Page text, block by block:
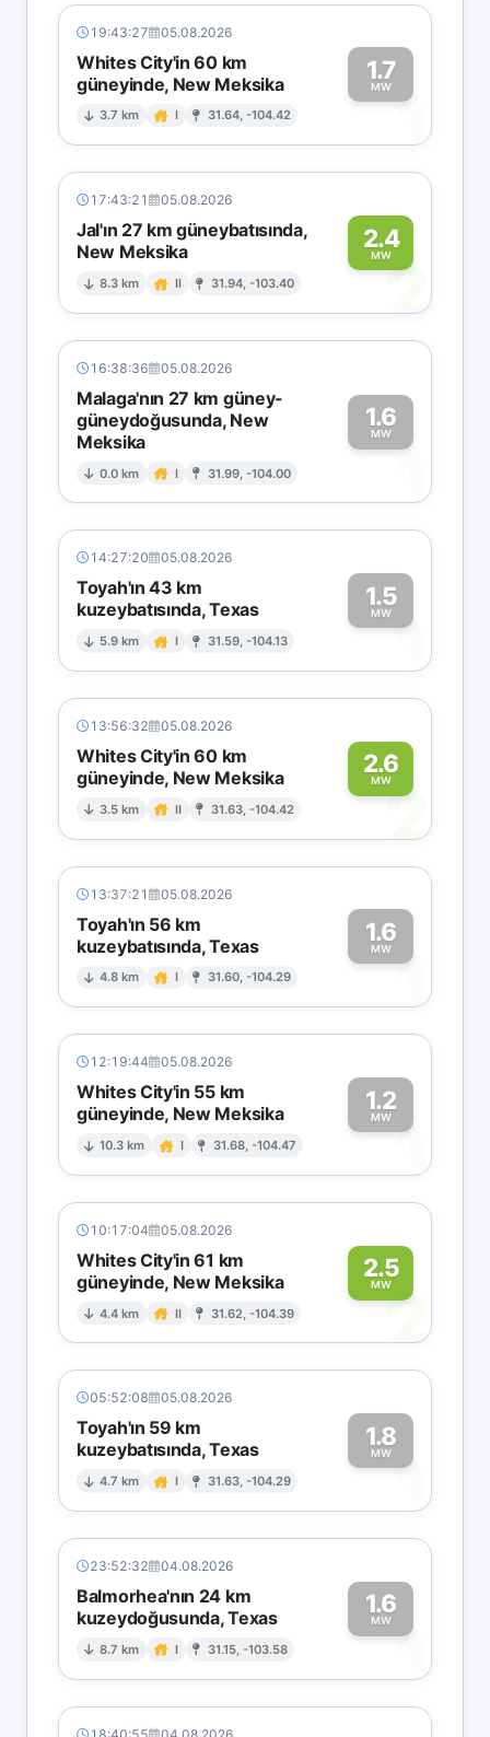
19:43:27 05.08.2026
Whites City'in 60 km
güneyinde, New Meksika
3.7 km I 31.64, -104.42
1.7
MW1
17:43:21 05.08.2026
Jal'ın 27 km güneybatısında,
New Meksika
8.3 km II 31.94, -103.40
2.4
MW2
16:38:36 05.08.2026
Malaga'nın 27 km güney-
güneydoğusunda, New
Meksika
0.0 km I 31.99, -104.00
1.6
MW
1
14:27:20 05.08.2026
Toyah'ın 43 km
kuzeybatısında, Texas
5.9 km I 31.59, -104.13
1.5
MW1
13:56:32 05.08.2026
Whites City'in 60 km
güneyinde, New Meksika
3.5 km II 31.63, -104.42
2.6
MW
2
13:37:21 05.08.2026
Toyah'ın 56 km
kuzeybatısında, Texas
4.8 km I 31.60, -104.29
1.6
MW1
12:19:44 05.08.2026
Whites City'in 55 km
güneyinde, New Meksika
10.3 km I 31.68, -104.47
1.2
MW1
10:17:04 05.08.2026
Whites City'in 61 km
güneyinde, New Meksika
4.4 km II 31.62, -104.39
2.5
MW2
05:52:08 05.08.2026
Toyah'ın 59 km
kuzeybatısında, Texas
4.7 km I 31.63, -104.29
1.8
MW1
23:52:32 04.08.2026
Balmorhea'nın 24 km
kuzeydoğusunda, Texas
8.7 km I 31.15, -103.58
1.6
MW1